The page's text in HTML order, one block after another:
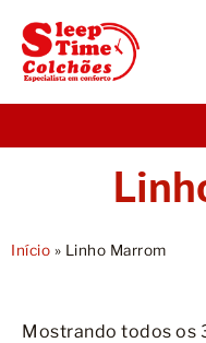
Bases
Início » Linho Marrom
Mostrando todos os